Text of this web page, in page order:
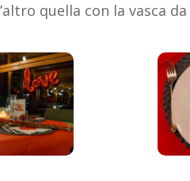
quella con la vasca